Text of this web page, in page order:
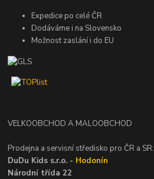
Expedice po celé ČR
Dodáváme i na Slovensko
Možnost zaslání i do EU
VELKOOBCHOD A MALOOBCHOD
Prodejna a servisní středisko pro ČR a SR:
DuDu Kids s.r.o. - Hodonín
Národní třída 22